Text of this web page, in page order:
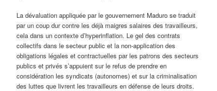
La dévaluation appliquée par le gouvernement Maduro se traduit
par un coup dur contre les déjà maigres salaires des travailleurs,
cela dans un contexte d’hyperinflation. Le gel des contrats
collectifs dans le secteur public et la non-application des
obligations légales et contractuelles par les patrons des secteurs
publics et privés s’appuient sur le refus de prendre en
considération les syndicats (autonomes) et sur la criminalisation
des luttes que livrent les travailleurs en défense de leurs droits.